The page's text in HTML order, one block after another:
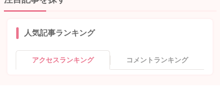
人気記事ランキング
アクセスランキング コメントランキング